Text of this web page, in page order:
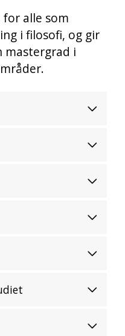
alle som
i filosofi, og gir
mastergrad i